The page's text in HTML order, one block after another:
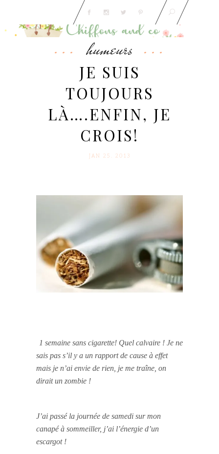
humeurs
JE SUIS
TOUJOURS
LÀ….ENFIN, JE
CROIS!
JAN 25. 2013
1 semaine sans cigarette! Quel calvaire ! Je ne
sais pas s’il y a un rapport de cause à effet
mais je n’ai envie de rien, je me traîne, on
dirait un zombie !
J’ai passé la journée de samedi sur mon
canapé à sommeiller, j’ai l’énergie d’un
escargot !